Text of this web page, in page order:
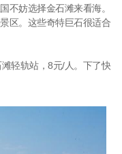
不妨选择金石滩来看海。
区。这些奇特巨石很适合
轻轨站，8元/人。下了快